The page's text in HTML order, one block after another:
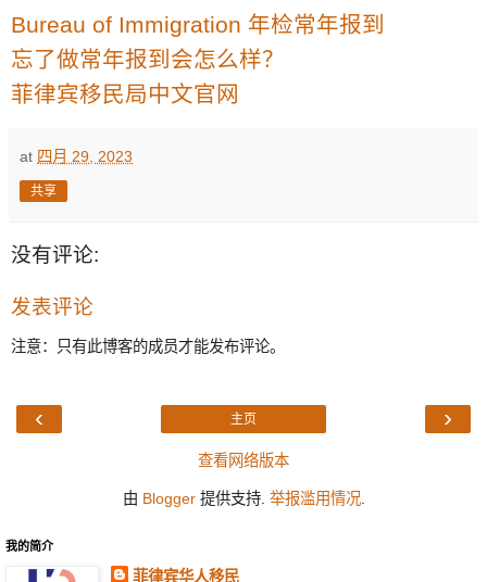
Bureau of Immigration 年检常年报到
忘了做常年报到会怎么样？
菲律宾移民局中文官网
at 四月 29, 2023
共享
没有评论:
发表评论
注意：只有此博客的成员才能发布评论。
‹ ›
主页
查看网络版本
由 Blogger提供支持. 举报滥用情况.
我的简介
菲律宾华人移民